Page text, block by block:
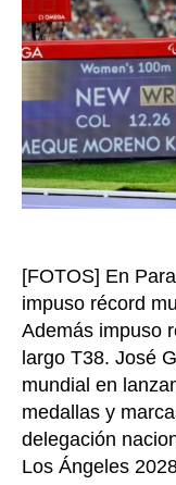
[FOTOS] En
impuso récord
Además impuso
largo T38. José
mundial en
medallas y
delegación
Los Ángeles